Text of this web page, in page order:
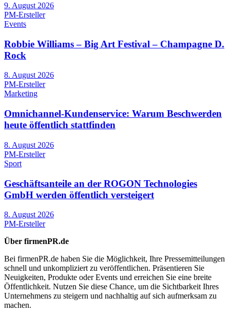
9. August 2026
PM-Ersteller
Events
Robbie Williams – Big Art Festival – Champagne D.
Rock
8. August 2026
PM-Ersteller
Marketing
Omnichannel-Kundenservice: Warum Beschwerden
heute öffentlich stattfinden
8. August 2026
PM-Ersteller
Sport
Geschäftsanteile an der ROGON Technologies
GmbH werden öffentlich versteigert
8. August 2026
PM-Ersteller
Über firmenPR.de
Bei firmenPR.de haben Sie die Möglichkeit, Ihre Pressemitteilungen
schnell und unkompliziert zu veröffentlichen. Präsentieren Sie
Neuigkeiten, Produkte oder Events und erreichen Sie eine breite
Öffentlichkeit. Nutzen Sie diese Chance, um die Sichtbarkeit Ihres
Unternehmens zu steigern und nachhaltig auf sich aufmerksam zu
machen.